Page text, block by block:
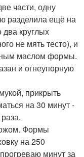
части, одну
разделила ещё на
круглых
не мять тесто), и
маслом формы.
и огнеупорную
прикрыть
на 30 минут -
Формы
на 250
минут за